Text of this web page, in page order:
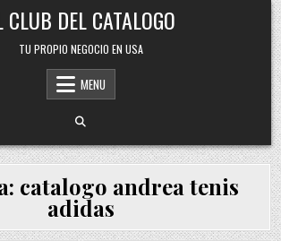
CLUB DEL CATALOGO
TU PROPIO NEGOCIO EN USA
MENU
catalogo andrea tenis
adidas